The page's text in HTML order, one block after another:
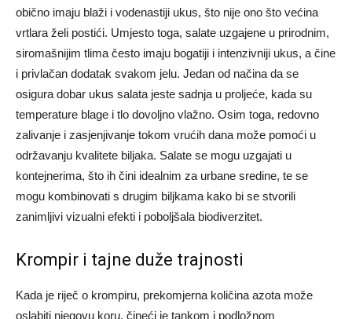
obično imaju blaži i vodenastiji ukus, što nije ono što većina
vrtlara želi postići. Umjesto toga, salate uzgajene u prirodnim,
siromašnijim tlima često imaju bogatiji i intenzivniji ukus, a čine
i privlačan dodatak svakom jelu. Jedan od načina da se
osigura dobar ukus salata jeste sadnja u proljeće, kada su
temperature blage i tlo dovoljno vlažno. Osim toga, redovno
zalivanje i zasjenjivanje tokom vrućih dana može pomoći u
održavanju kvalitete biljaka. Salate se mogu uzgajati u
kontejnerima, što ih čini idealnim za urbane sredine, te se
mogu kombinovati s drugim biljkama kako bi se stvorili
zanimljivi vizualni efekti i poboljšala biodiverzitet.
Krompir i tajne duže trajnosti
Kada je riječ o krompiru, prekomjerna količina azota može
oslabiti njegovu koru, čineći je tankom i podložnom